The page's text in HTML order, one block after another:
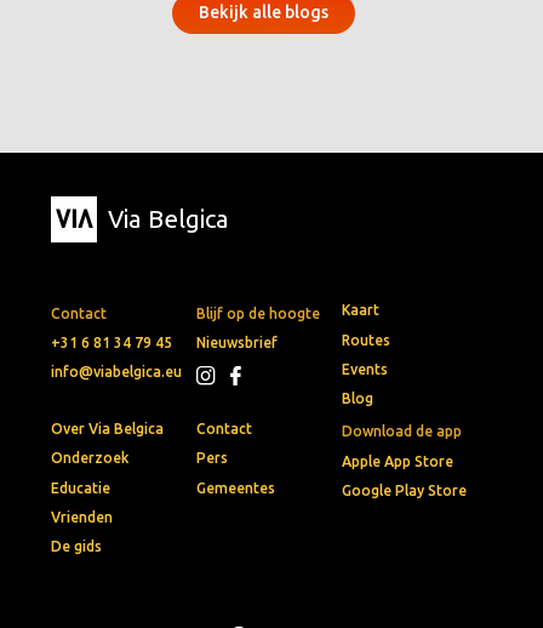
Bekijk alle blogs
Via Belgica
Contact
+31 6 81 34 79 45
info@viabelgica.eu
Blijf op de hoogte
Nieuwsbrief
Download de app
Apple App Store
Google Play Store
Kaart
Routes
Events
Blog
Over Via Belgica
Onderzoek
Educatie
Vrienden
De gids
Contact
Pers
Gemeentes